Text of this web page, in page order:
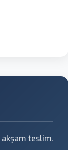
akşam teslim.